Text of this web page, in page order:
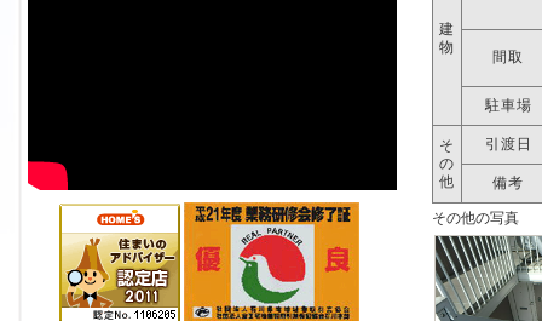
建
物
間取
駐車場
そ
の
他
引渡日
備考
その他の写真